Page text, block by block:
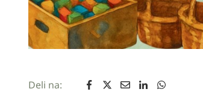
Deli na: